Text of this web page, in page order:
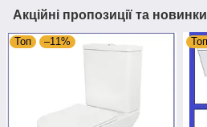
Акційні пропозиції та новинки
Топ –11% Топ